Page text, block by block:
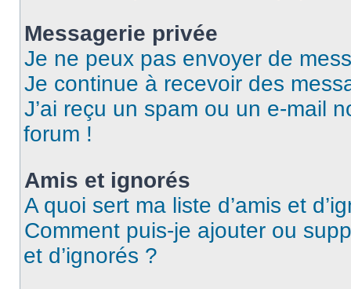
Messagerie privée
Je ne peux pas envoyer de
Je continue à recevoir des
J’ai reçu un spam ou un e-mail
forum !
Amis et ignorés
A quoi sert ma liste d’amis et
Comment puis-je ajouter ou
et d’ignorés ?